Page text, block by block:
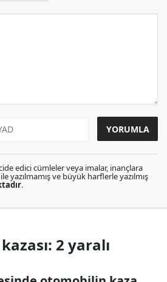
edici cümleler veya imalar, inançlara
yazılmamış ve büyük harflerle yazılmış
.
2 yaralı